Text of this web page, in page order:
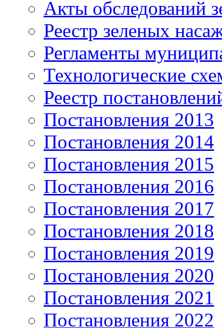
Акты обследований
Реестр зеленых
Регламенты
Технологические
Реестр
Постановления 2013
Постановления 2014
Постановления 2015
Постановления 2016
Постановления 2017
Постановления 2018
Постановления 2019
Постановления 2020
Постановления 2021
Постановления 2022